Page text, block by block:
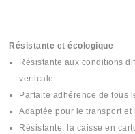
Résistante et écologique
Résistante aux conditions
verticale
Parfaite adhérence de tous
Adaptée pour le transport et
Résistante, la caisse en